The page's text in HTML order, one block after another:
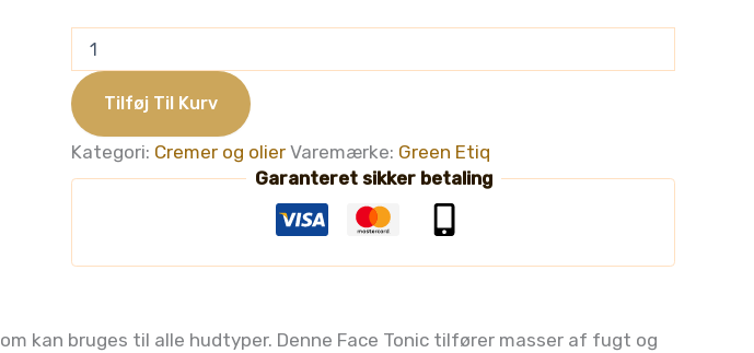
Face
Tonic,
150ml
antal
Tilføj Til Kurv
Kategori: Cremer og olier Varemærke: Green Etiq
Garanteret sikker betaling
kan bruges til alle hudtyper. Denne Face Tonic tilfører masser af fugt og